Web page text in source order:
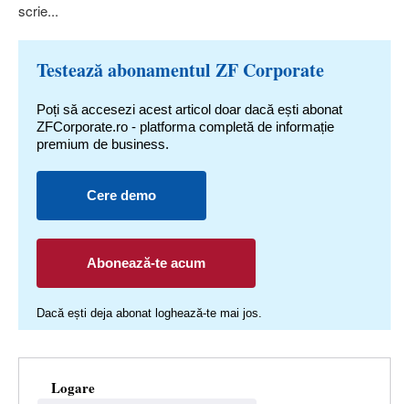
scrie...
Testează abonamentul ZF Corporate
Poți să accesezi acest articol doar dacă ești abonat
ZFCorporate.ro - platforma completă de informație
premium de business.
Cere demo
Abonează-te acum
Dacă ești deja abonat loghează-te mai jos.
Logare